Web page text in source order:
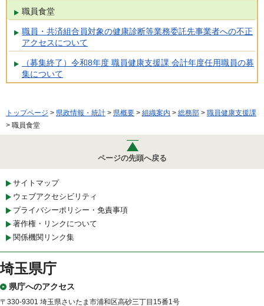
職員食堂
職員・共済組合員対象の健康診断等業務委託先事業者への不正
アクセスについて
（募集終了）令和8年度 職員健康支援課 会計年度任用職員の募
集について
トップページ > 県政情報・統計 > 県概要 > 組織案内 > 総務部 > 職員健康支援課
> 職員食堂
ページの先頭へ戻る
サイトマップ
ウェブアクセシビリティ
プライバシーポリシー・免責事項
著作権・リンクについて
関係機関リンク集
埼玉県庁
県庁へのアクセス
〒330-9301 埼玉県さいたま市浦和区高砂三丁目15番1号